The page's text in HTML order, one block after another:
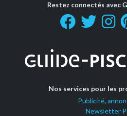
Restez connectés avec
Nos services pour les
Publicité,
Newsletter